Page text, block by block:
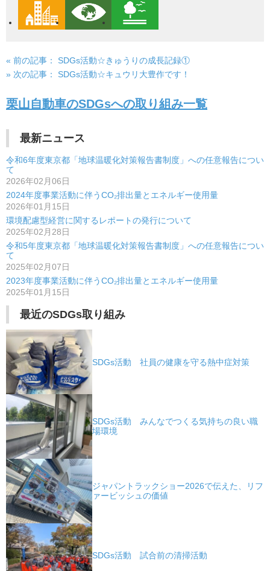
投
ナ
ビ
ゲ
ー
シ
ョ
ン
« 前の記事：
SDGs活動☆きゅうりの成長記録①
» 次の記事：
SDGs活動☆キュウリ大豊作です！
栗山自動車のSDGsへの取り組み一覧
最新ニュース
令和6年度東京都「地球温暖化対策報告書制度」への任意報告につい
て
2026年02月06日
2024年度事業活動に伴うCO₂排出量とエネルギー使用量
2026年01月15日
環境配慮型経営に関するレポートの発行について
2025年02月28日
令和5年度東京都「地球温暖化対策報告書制度」への任意報告につい
て
2025年02月07日
2023年度事業活動に伴うCO₂排出量とエネルギー使用量
2025年01月15日
最近のSDGs取り組み
SDGs活動 社員の健康を守る熱中症対策
SDGs活動 みんなでつくる気持ちの良い職
場環境
ジャパントラックショー2026で伝えた、リフ
ァービッシュの価値
SDGs活動 試合前の清掃活動